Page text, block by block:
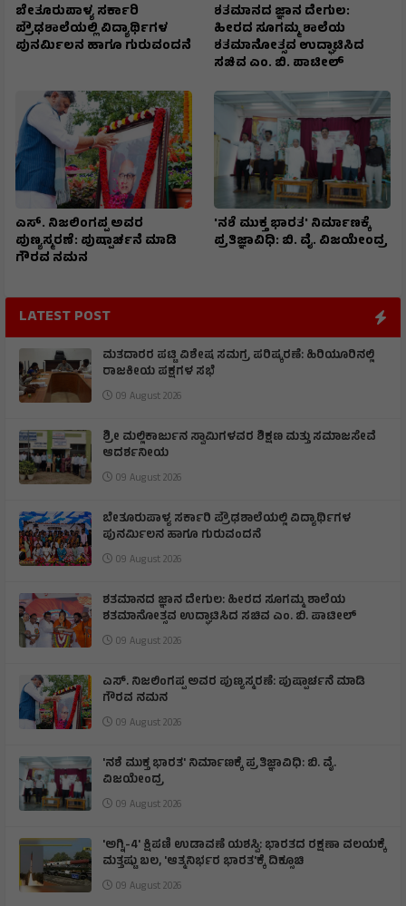
ಬೇತೂರುಪಾಳ್ಯ ಸರ್ಕಾರಿ
ಪ್ರೌಢಶಾಲೆಯಲ್ಲಿ ವಿದ್ಯಾರ್ಥಿಗಳ
ಪುನರ್ಮಿಲನ ಹಾಗೂ ಗುರುವಂದನೆ
ಶತಮಾನದ ಜ್ಞಾನ ದೇಗುಲ:
ಹೀರದ ಸೂಗಮ್ಮ ಶಾಲೆಯ
ಶತಮಾನೋತ್ಸವ ಉದ್ಘಾಟಿಸಿದ
ಸಚಿವ ಎಂ. ಬಿ. ಪಾಟೀಲ್
ಎಸ್. ನಿಜಲಿಂಗಪ್ಪ ಅವರ
ಪುಣ್ಯಸ್ಮರಣೆ: ಪುಷ್ಪಾರ್ಚನೆ ಮಾಡಿ
ಗೌರವ ನಮನ​
'ನಶೆ ಮುಕ್ತ ಭಾರತ' ನಿರ್ಮಾಣಕ್ಕೆ
ಪ್ರತಿಜ್ಞಾವಿಧಿ: ಬಿ. ವೈ. ವಿಜಯೇಂದ್ರ
LATEST POST
ಮತದಾರರ ಪಟ್ಟಿ ವಿಶೇಷ ಸಮಗ್ರ ಪರಿಷ್ಕರಣೆ: ಹಿರಿಯೂರಿನಲ್ಲಿ
ರಾಜಕೀಯ ಪಕ್ಷಗಳ ಸಭೆ
09 August 2026
ಶ್ರೀ ಮಲ್ಲಿಕಾರ್ಜುನ ಸ್ವಾಮಿಗಳವರ ಶಿಕ್ಷಣ ಮತ್ತು ಸಮಾಜಸೇವೆ
ಆದರ್ಶನೀಯ
09 August 2026
ಬೇತೂರುಪಾಳ್ಯ ಸರ್ಕಾರಿ ಪ್ರೌಢಶಾಲೆಯಲ್ಲಿ ವಿದ್ಯಾರ್ಥಿಗಳ
ಪುನರ್ಮಿಲನ ಹಾಗೂ ಗುರುವಂದನೆ
09 August 2026
ಶತಮಾನದ ಜ್ಞಾನ ದೇಗುಲ: ಹೀರದ ಸೂಗಮ್ಮ ಶಾಲೆಯ
ಶತಮಾನೋತ್ಸವ ಉದ್ಘಾಟಿಸಿದ ಸಚಿವ ಎಂ. ಬಿ. ಪಾಟೀಲ್
09 August 2026
ಎಸ್. ನಿಜಲಿಂಗಪ್ಪ ಅವರ ಪುಣ್ಯಸ್ಮರಣೆ: ಪುಷ್ಪಾರ್ಚನೆ ಮಾಡಿ
ಗೌರವ ನಮನ​
09 August 2026
'ನಶೆ ಮುಕ್ತ ಭಾರತ' ನಿರ್ಮಾಣಕ್ಕೆ ಪ್ರತಿಜ್ಞಾವಿಧಿ: ಬಿ. ವೈ.
ವಿಜಯೇಂದ್ರ
09 August 2026
'ಅಗ್ನಿ-4' ಕ್ಷಿಪಣಿ ಉಡಾವಣೆ ಯಶಸ್ವಿ: ಭಾರತದ ರಕ್ಷಣಾ ವಲಯಕ್ಕೆ
ಮತ್ತಷ್ಟು ಬಲ, 'ಆತ್ಮನಿರ್ಭರ ಭಾರತ'ಕ್ಕೆ ದಿಕ್ಸೂಚಿ
09 August 2026